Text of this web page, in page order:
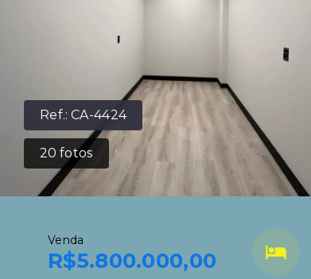
Ref.:CA-4424
20 fotos
Venda
R$5.800.000,00